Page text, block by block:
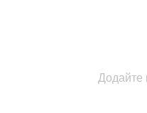
Додайте